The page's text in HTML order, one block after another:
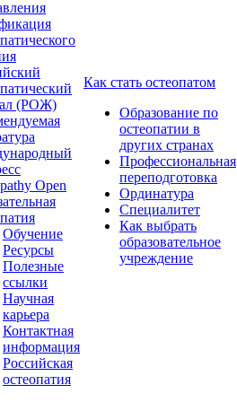
(РОЖ)
Open
Обучение
Ресурсы
Полезные
ссылки
Научная
карьера
Контактная
информация
Российская
остеопатия
Как стать остеопатом
Образование по
остеопатии в
других странах
Профессиональная
переподготовка
Ординатура
Специалитет
Как выбрать
образовательное
учреждение